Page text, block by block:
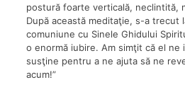
postură foarte verticală, neclintită,
După această meditaţie, s-a trecut
comuniune cu Sinele Ghidului
o enormă iubire. Am simţit că el ne
susţine pentru a ne ajuta să ne
acum!”